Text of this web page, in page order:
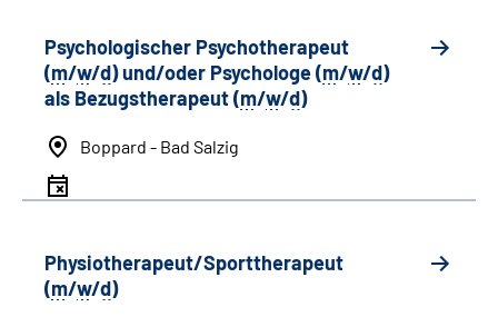
Psychologischer Psychotherapeut
(m/w/d) und/oder Psychologe (m/w/d)
als Bezugstherapeut (m/w/d)
Boppard - Bad Salzig
Physiotherapeut/Sporttherapeut
(m/w/d)